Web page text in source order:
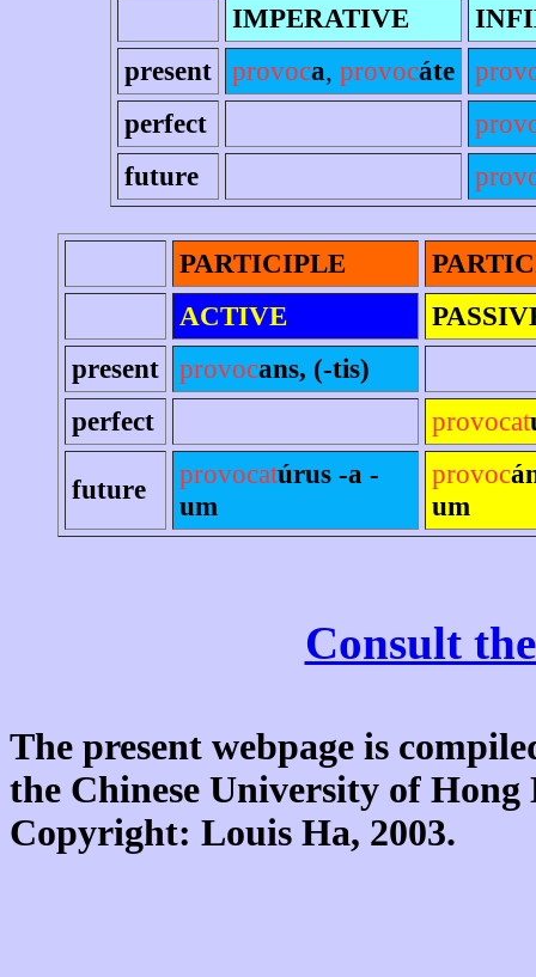
IMPERATIVE
present
provoca, provocáte
perfect
future
PARTICIPLE
ACTIVE
present
provocans, (-tis)
perfect
provocat
future provocatúrus -a -
um
provoc
um
Consult
The present webpage is
the Chinese University of
Copyright: Louis Ha, 2003.